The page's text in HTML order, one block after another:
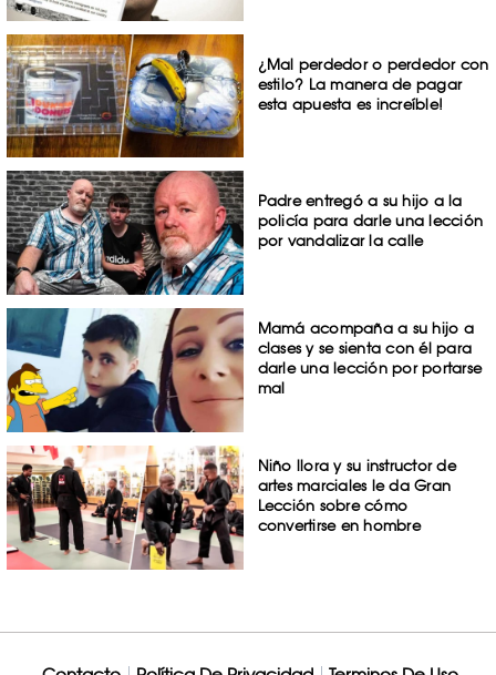
¿Mal perdedor o perdedor con
estilo? La manera de pagar
esta apuesta es increíble!
Padre entregó a su hijo a la
policía para darle una lección
por vandalizar la calle
Mamá acompaña a su hijo a
clases y se sienta con él para
darle una lección por portarse
mal
Niño llora y su instructor de
artes marciales le da Gran
Lección sobre cómo
convertirse en hombre